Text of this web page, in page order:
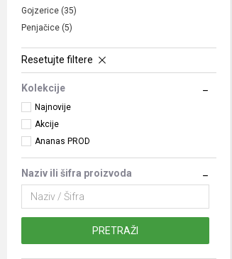
Gojzerice (35)
Penjačice (5)
Resetujte filtere
Kolekcije
Najnovije
Akcije
Ananas PROD
Naziv ili šifra proizvoda
PRETRAŽI